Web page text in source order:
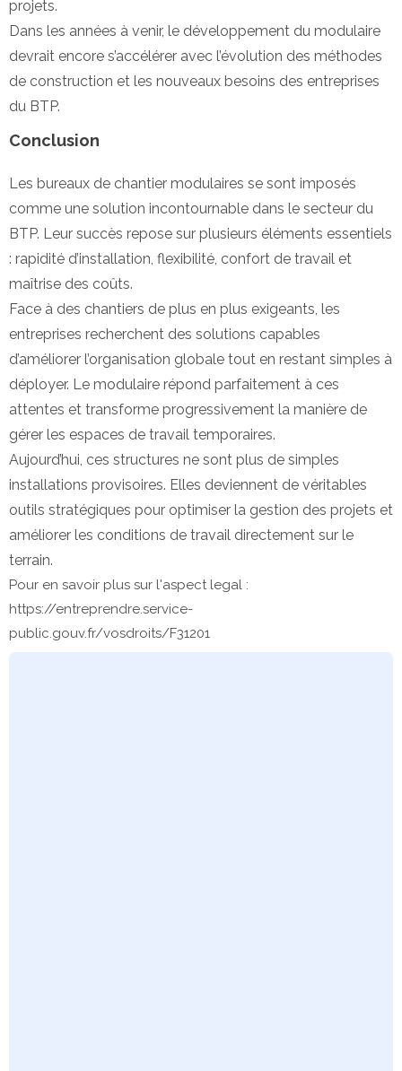
projets.
Dans les années à venir, le développement du modulaire
devrait encore s’accélérer avec l’évolution des méthodes
de construction et les nouveaux besoins des entreprises
du BTP.
Conclusion
Les bureaux de chantier modulaires se sont imposés
comme une solution incontournable dans le secteur du
BTP. Leur succès repose sur plusieurs éléments essentiels
: rapidité d’installation, flexibilité, confort de travail et
maîtrise des coûts.
Face à des chantiers de plus en plus exigeants, les
entreprises recherchent des solutions capables
d’améliorer l’organisation globale tout en restant simples à
déployer. Le modulaire répond parfaitement à ces
attentes et transforme progressivement la manière de
gérer les espaces de travail temporaires.
Aujourd’hui, ces structures ne sont plus de simples
installations provisoires. Elles deviennent de véritables
outils stratégiques pour optimiser la gestion des projets et
améliorer les conditions de travail directement sur le
terrain.
Pour en savoir plus sur l'aspect legal :
https://entreprendre.service-
public.gouv.fr/vosdroits/F31201